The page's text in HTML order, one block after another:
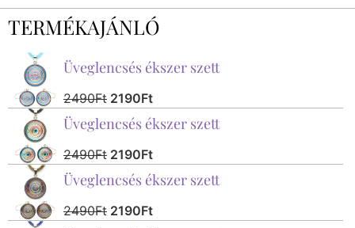
TERMÉKAJÁNLÓ
Üveglencsés ékszer szett
2490Ft 2190Ft
Üveglencsés ékszer szett
2490Ft 2190Ft
Üveglencsés ékszer szett
2490Ft 2190Ft